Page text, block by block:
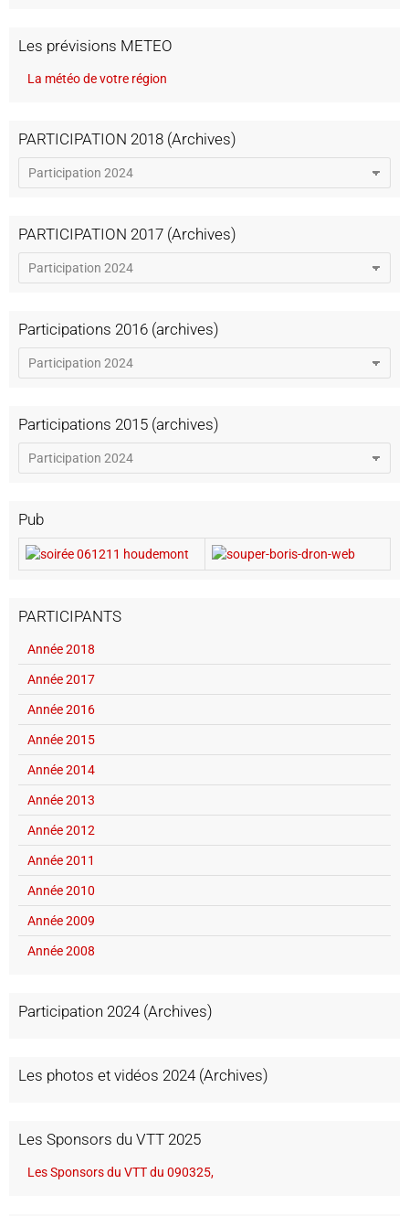
Les prévisions METEO
La météo de votre région
PARTICIPATION 2018 (Archives)
PARTICIPATION 2017 (Archives)
Participations 2016 (archives)
Participations 2015 (archives)
Pub
PARTICIPANTS
Année 2018
Année 2017
Année 2016
Année 2015
Année 2014
Année 2013
Année 2012
Année 2011
Année 2010
Année 2009
Année 2008
Participation 2024 (Archives)
Les photos et vidéos 2024 (Archives)
Les Sponsors du VTT 2025
Les Sponsors du VTT du 090325,